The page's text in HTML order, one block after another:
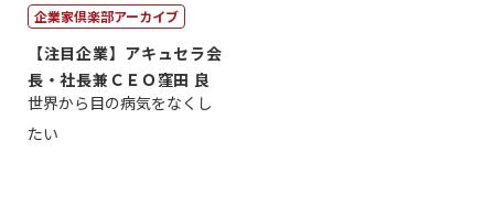
企業家倶楽部アーカイブ
【注目企業】アキュセラ会
長・社長兼ＣＥＯ窪田 良
世界から目の病気をなくし
たい